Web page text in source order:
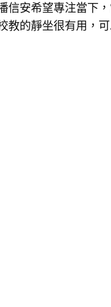
信安希望專注當下
教的靜坐很有用，